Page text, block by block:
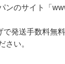
ンのサイト「
発送手数料無料
さい。